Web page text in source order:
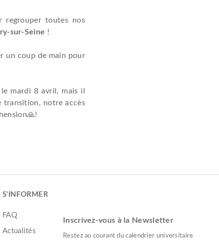
regrouper toutes nos
sur-Seine !
un coup de main pour
mardi 8 avril, mais il
transition, notre accès
S'INFORMER
FAQ
Actualités
Inscrivez-vous à la Newsletter
Restez au courant du calendrier universitaire